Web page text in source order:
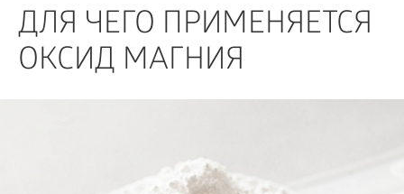
ДЛЯ ЧЕГО ПРИМЕНЯЕТСЯ
ОКСИД МАГНИЯ
КРАСОТА
ПСИХОЛОГИЯ